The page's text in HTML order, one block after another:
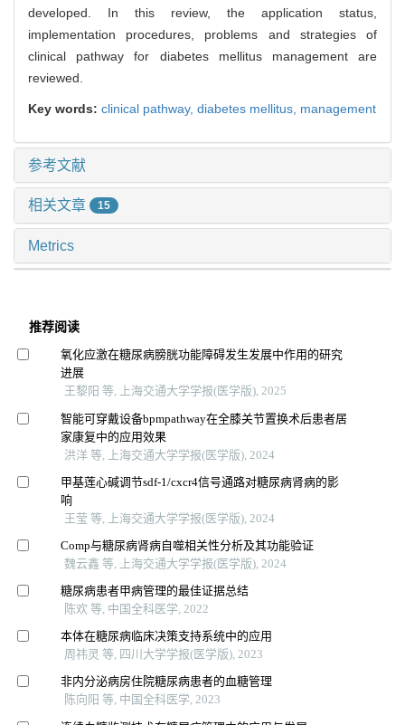
developed. In this review, the application status,
implementation procedures, problems and strategies of
clinical pathway for diabetes mellitus management are
reviewed.
Key words: clinical pathway, diabetes mellitus, management
参考文献
相关文章 15
Metrics
推荐阅读
氧化应激在糖尿病膀胱功能障碍发生发展中作用的研究
进展
王黎阳 等, 上海交通大学学报(医学版), 2025
智能可穿戴设备bpmpathway在全膝关节置换术后患者居
家康复中的应用效果
洪洋 等, 上海交通大学学报(医学版), 2024
甲基莲心碱调节sdf-1/cxcr4信号通路对糖尿病肾病的影
响
王莹 等, 上海交通大学学报(医学版), 2024
Comp与糖尿病肾病自噬相关性分析及其功能验证
魏云鑫 等, 上海交通大学学报(医学版), 2024
糖尿病患者甲病管理的最佳证据总结
陈欢 等, 中国全科医学, 2022
本体在糖尿病临床决策支持系统中的应用
周祎灵 等, 四川大学学报(医学版), 2023
非内分泌病房住院糖尿病患者的血糖管理
陈向阳 等, 中国全科医学, 2023